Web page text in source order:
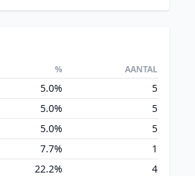
% AANTAL
5.0%
5
5.0%
5
5.0%
5
7.7%
1
22.2%
4